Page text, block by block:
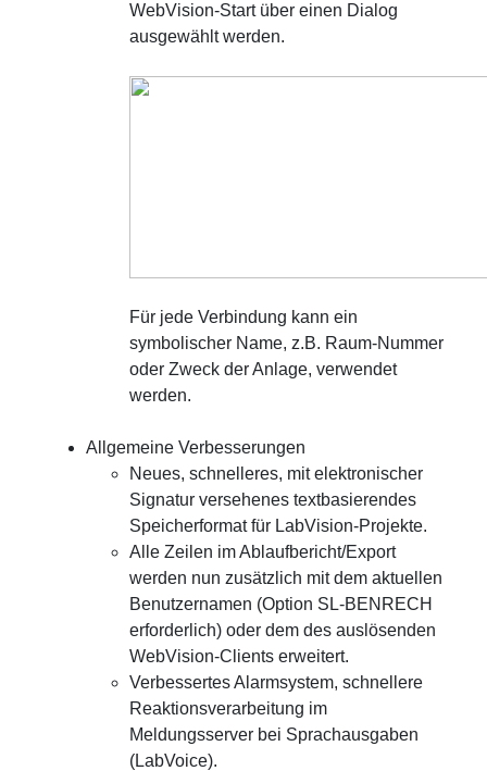
WebVision-Start über einen Dialog
ausgewählt werden.
Für jede Verbindung kann ein
symbolischer Name, z.B. Raum-Nummer
oder Zweck der Anlage, verwendet
werden.
Allgemeine Verbesserungen
Neues, schnelleres, mit elektronischer
Signatur versehenes textbasierendes
Speicherformat für LabVision-Projekte.
Alle Zeilen im Ablaufbericht/Export
werden nun zusätzlich mit dem aktuellen
Benutzernamen (Option SL-BENRECH
erforderlich) oder dem des auslösenden
WebVision-Clients erweitert.
Verbessertes Alarmsystem, schnellere
Reaktionsverarbeitung im
Meldungsserver bei Sprachausgaben
(LabVoice).